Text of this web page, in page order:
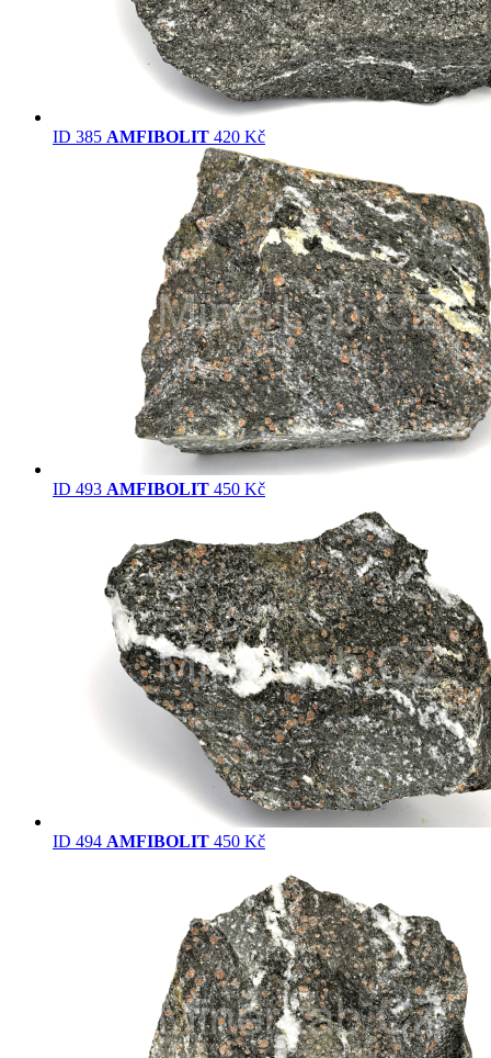
ID 385 AMFIBOLIT 420 Kč
ID 493 AMFIBOLIT 450 Kč
ID 494 AMFIBOLIT 450 Kč